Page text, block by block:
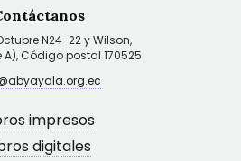
N24-22 y Wilson,
A), Código postal 170525
impresos
digitales